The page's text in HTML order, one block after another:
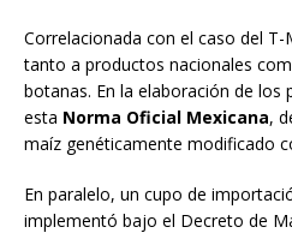
Correlacionada con el caso del T-
tanto a productos nacionales
botanas. En la elaboración de
esta Norma Oficial Mexicana,
maíz genéticamente modificado
En paralelo, un cupo de
implementó bajo el Decreto de